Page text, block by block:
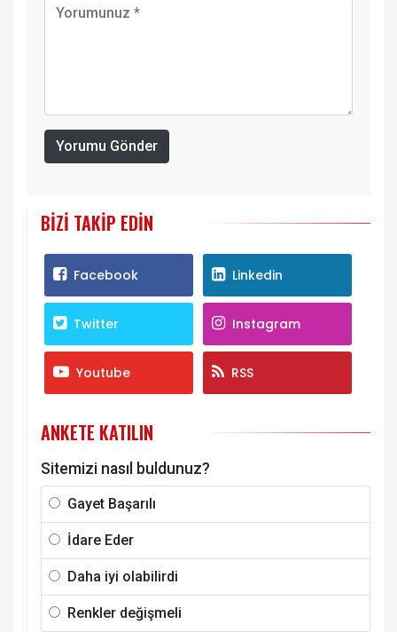
Yorumu Gönder
BIZI TAKIP EDIN
Facebook Linkedin
Twitter Instagram
Youtube RSS
ANKETE KATILIN
Sitemizi nasıl buldunuz?
Gayet Başarılı
İdare Eder
Daha iyi olabilirdi
Renkler değişmeli